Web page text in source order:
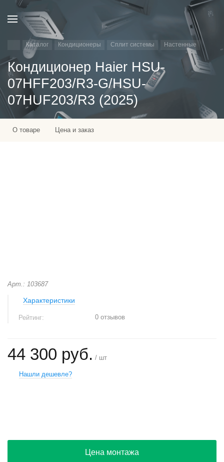
Каталог Кондиционеры Сплит системы Настенные
Кондиционер Haier HSU-
07HFF203/R3-G/HSU-
07HUF203/R3 (2025)
О товаре Цена и заказ
Арт.: 103687
Характеристики
Рейтинг: 0 отзывов
44 300 руб. / шт
Нашли дешевле?
Цена монтажа